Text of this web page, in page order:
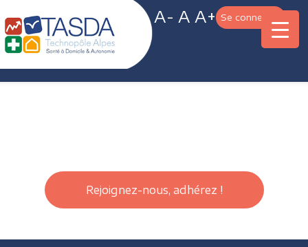
A- A A+ Se connecter
Rejoignez-nous, adhérez !